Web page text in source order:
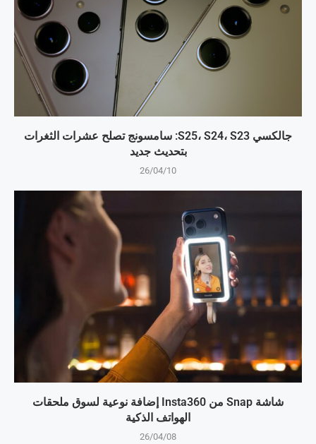
جالكسي S25، S24، S23: سامسونج تصلح عشرات الثغرات
بتحديث جديد
26/04/10
شاشة Snap من Insta360 إضافة نوعية لسوق ملحقات
الهواتف الذكية
26/04/08